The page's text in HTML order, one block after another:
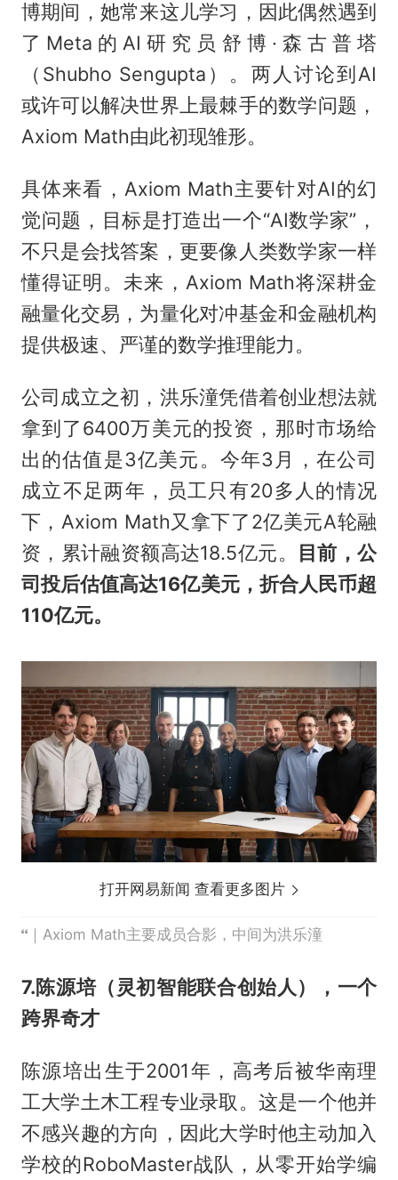
博期间，她常来这儿学习，因此偶然遇到
了Meta的AI研究员舒博·森古普塔
（Shubho Sengupta）。两人讨论到AI
或许可以解决世界上最棘手的数学问题，
Axiom Math由此初现雏形。
具体来看，Axiom Math主要针对AI的幻
觉问题，目标是打造出一个“AI数学家”，
不只是会找答案，更要像人类数学家一样
懂得证明。未来，Axiom Math将深耕金
融量化交易，为量化对冲基金和金融机构
提供极速、严谨的数学推理能力。
公司成立之初，洪乐潼凭借着创业想法就
拿到了6400万美元的投资，那时市场给
出的估值是3亿美元。今年3月，在公司
成立不足两年，员工只有20多人的情况
下，Axiom Math又拿下了2亿美元A轮融
资，累计融资额高达18.5亿元。
目前，公
司投后估值高达16亿美元，折合人民币超
110亿元。
打开网易新闻 查看更多图片
｜Axiom Math主要成员合影，中间为洪乐潼
7.陈源培（灵初智能联合创始人），一个
跨界奇才
陈源培出生于2001年，高考后被华南理
工大学土木工程专业录取。这是一个他并
不感兴趣的方向，因此大学时他主动加入
学校的RoboMaster战队，从零开始学编